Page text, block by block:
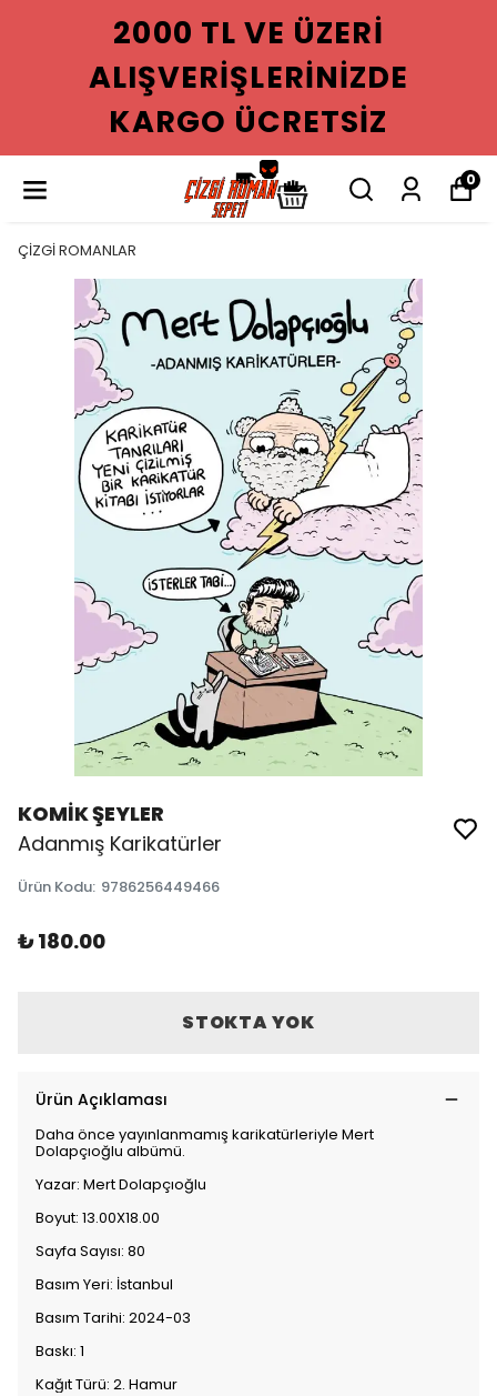
2000 TL VE ÜZERI
ALIŞVERIŞLERINIZDE
KARGO ÜCRETSIZ
0
ÇİZGİ ROMANLAR
KOMİK ŞEYLER
Adanmış Karikatürler
Ürün Kodu: 9786256449466
₺ 180.00
STOKTA YOK
Ürün Açıklaması
Daha önce yayınlanmamış karikatürleriyle Mert
Dolapçıoğlu albümü.
Yazar: Mert Dolapçıoğlu
Boyut: 13.00X18.00
Sayfa Sayısı: 80
Basım Yeri: İstanbul
Basım Tarihi: 2024-03
Baskı: 1
Kağıt Türü: 2. Hamur